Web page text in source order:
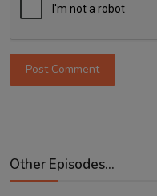
Post Comment
Other Episodes...